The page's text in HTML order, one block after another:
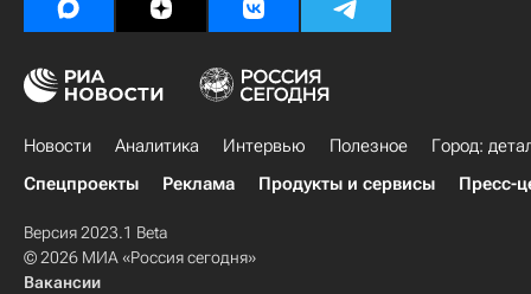
Новости Аналитика Интервью Полезное
Город:
Спецпроекты
Реклама Продукты и сервисы Пресс-
Версия 2023.1 Beta
© 2026 МИА «Россия сегодня»
Вакансии